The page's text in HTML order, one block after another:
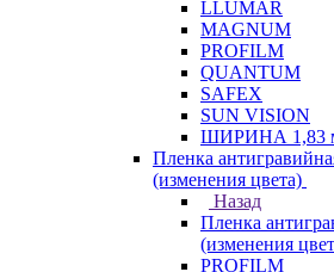
LLUMAR
MAGNUM
PROFILM
QUANTUM
SAFEX
SUN VISION
ШИРИНА 1,83
Пленка
(изменения цвета)
Назад
Пленка
(изменения
PROFILM